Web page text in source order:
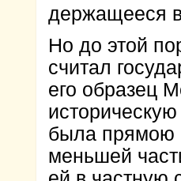
держащееся
Но до этой
считал
его образец
была прямою
меньшей